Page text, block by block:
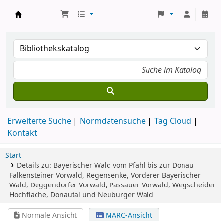
Erweiterte Suche Normdatensuche
Tag Cloud
Kontakt
Start
Details zu: Bayerischer Wald vom Pfahl bis zur Donau
Falkensteiner Vorwald, Regensenke, Vorderer Bayerischer
Wald, Deggendorfer Vorwald, Passauer Vorwald, Wegscheider
Hochfläche, Donautal und Neuburger Wald
Normale Ansicht
MARC-Ansicht